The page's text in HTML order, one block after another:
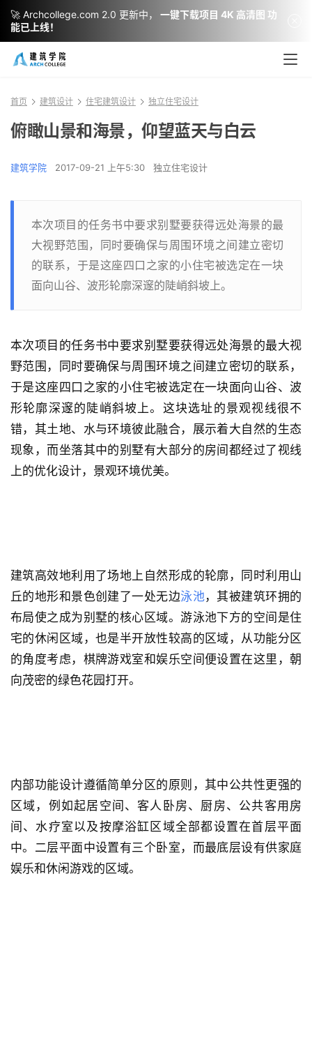
首页 建筑设计 住宅建筑设计 独立住宅设计
俯瞰山景和海景，仰望蓝天与白云
建筑学院 2017-09-21 上午5:30 独立住宅设计
本次项目的任务书中要求别墅要获得远处海景的最
大视野范围，同时要确保与周围环境之间建立密切
的联系，于是这座四口之家的小住宅被选定在一块
面向山谷、波形轮廓深邃的陡峭斜坡上。
本次项目的任务书中要求别墅要获得远处海景的最大视
野范围，同时要确保与周围环境之间建立密切的联系，
于是这座四口之家的小住宅被选定在一块面向山谷、波
形轮廓深邃的陡峭斜坡上。这块选址的景观视线很不
错，其土地、水与环境彼此融合，展示着大自然的生态
现象，而坐落其中的别墅有大部分的房间都经过了视线
上的优化设计，景观环境优美。
建筑高效地利用了场地上自然形成的轮廓，同时利用山
丘的地形和景色创建了一处无边泳池，其被建筑环拥的
布局使之成为别墅的核心区域。游泳池下方的空间是住
宅的休闲区域，也是半开放性较高的区域，从功能分区
的角度考虑，棋牌游戏室和娱乐空间便设置在这里，朝
向茂密的绿色花园打开。
内部功能设计遵循简单分区的原则，其中公共性更强的
区域，例如起居空间、客人卧房、厨房、公共客用房
间、水疗室以及按摩浴缸区域全部都设置在首层平面
中。二层平面中设置有三个卧室，而最底层设有供家庭
娱乐和休闲游戏的区域。
🚀 Archcollege.com 2.0 更新中，
一键下载项目 4K 高清图 功
能已上线！